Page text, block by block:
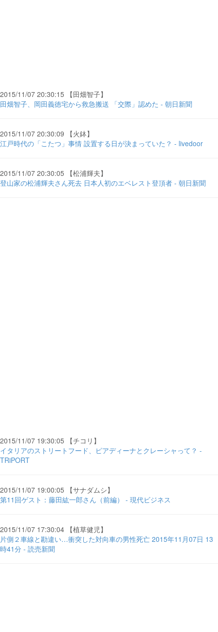
2015/11/07 20:30:15 【田畑智子】
田畑智子、岡田義徳宅から救急搬送 「交際」認めた - 朝日新聞
2015/11/07 20:30:09 【火鉢】
江戸時代の「こたつ」事情 設置する日が決まっていた？ - livedoor
2015/11/07 20:30:05 【松浦輝夫】
登山家の松浦輝夫さん死去 日本人初のエベレスト登頂者 - 朝日新聞
2015/11/07 19:30:05 【チコリ】
イタリアのストリートフード、ピアディーナとクレーシャって？ -
TRiPORT
2015/11/07 19:00:05 【サナダムシ】
第11回ゲスト：藤田紘一郎さん（前編） - 現代ビジネス
2015/11/07 17:30:04 【植草健児】
片側２車線と勘違い…衝突した対向車の男性死亡 2015年11月07日 13
時41分 - 読売新聞